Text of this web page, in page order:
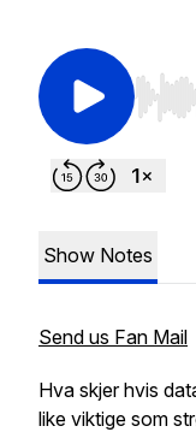
Use
Show Notes
Send us Fan Mail
Hva skjer hvis
like viktige som